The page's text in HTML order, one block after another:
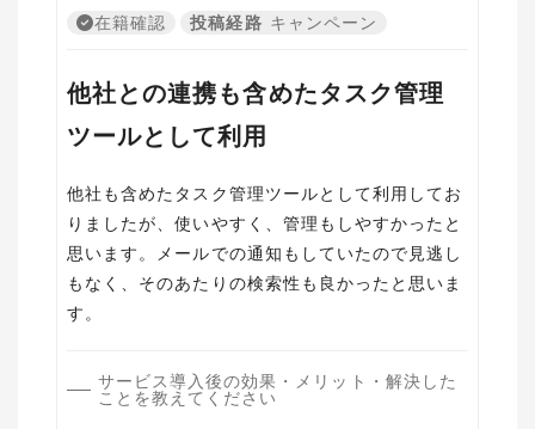
在籍確認
投稿経路 キャンペーン
他社との連携も含めたタスク管理
ツールとして利用
他社も含めたタスク管理ツールとして利用してお
りましたが、使いやすく、管理もしやすかったと
思います。メールでの通知もしていたので見逃し
もなく、そのあたりの検索性も良かったと思いま
す。
サービス導入後の効果・メリット・解決した
ことを教えてください